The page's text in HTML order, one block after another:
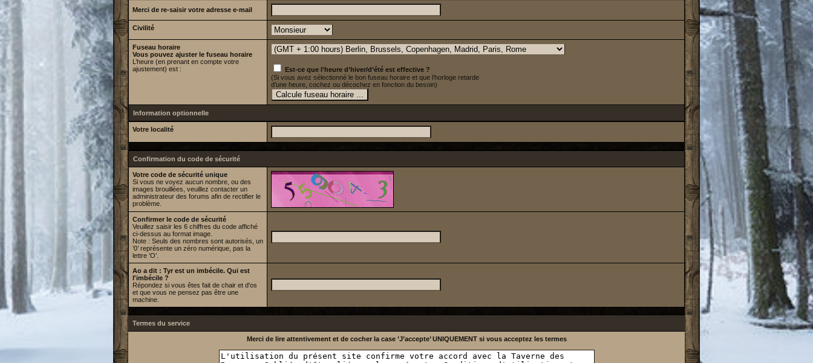
Merci de re-saisir votre adresse e-mail
Civilité
Fuseau horaire
Vous pouvez ajuster le fuseau horaire
L’heure (en prenant en compte votre
ajustement) est :
Est-ce que l’heure d’hiver/d’été est effective ?
(Si vous avez sélectionné le bon fuseau horaire et que l’horloge retarde
d’une heure, cochez ou décochez en fonction du besoin)
Information optionnelle
Votre localité
Confirmation du code de sécurité
Votre code de sécurité unique
Si vous ne voyez aucun nombre, ou des
images brouillées, veuillez contacter un
administrateur des forums afin de rectifier le
problème.
Confirmer le code de sécurité
Veuillez saisir les 6 chiffres du code affiché
ci-dessus au format image.
Note : Seuls des nombres sont autorisés, un
’0’ représente un zéro numérique, pas la
lettre ’O’.
Ao a dit : Tyr est un imbécile. Qui est
l'imbécile ?
Répondez si vous êtes fait de chair et d'os
et que vous ne pensez pas être une
machine.
Termes du service
Merci de lire attentivement et de cocher la case ’J’accepte’ UNIQUEMENT si vous acceptez les termes